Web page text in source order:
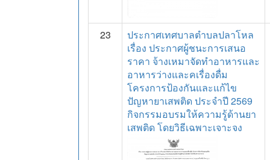
23
ประกาศเทศบาลตำบลปลาโหล
เรื่อง ประกาศผู้ชนะการเสนอ
ราคา จ้างเหมาจัดทำอาหารและ
อาหารว่างและคเรื่องดื่ม
โครงการป้องกันและแก้ไข
ปัญหายาเสพติด ประจำปี 2569
กิจกรรมอบรมให้ความรู้ด้านยา
เสพติด โดยวิธีเฉพาะเจาะจง